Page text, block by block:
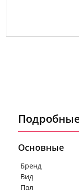
Основные
Бренд
Вид
Пол